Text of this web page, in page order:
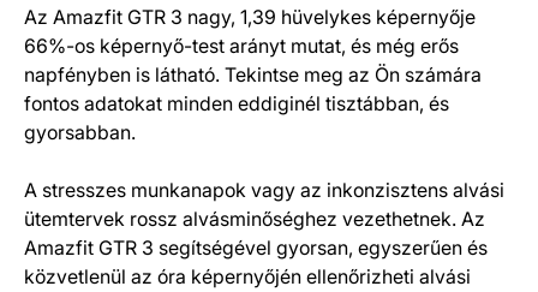
Az Amazfit GTR 3 nagy, 1,39 hüvelykes képernyője
66%-os képernyő-test arányt mutat, és még erős
napfényben is látható. Tekintse meg az Ön számára
fontos adatokat minden eddiginél tisztábban, és
gyorsabban.
A stresszes munkanapok vagy az inkonzisztens alvási
ütemtervek rossz alvásminőséghez vezethetnek. Az
Amazfit GTR 3 segítségével gyorsan, egyszerűen és
közvetlenül az óra képernyőjén ellenőrizheti alvási